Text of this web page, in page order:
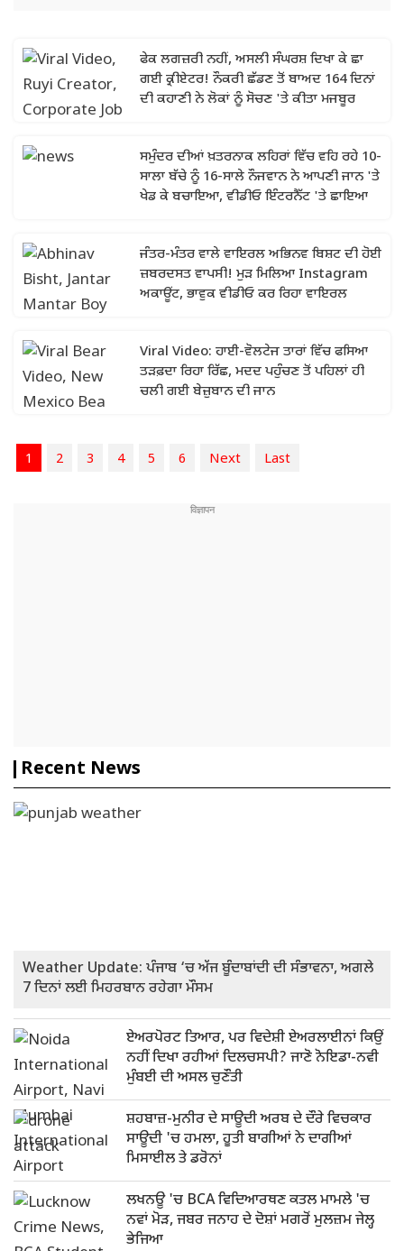
ਫੇਕ ਲਗਜ਼ਰੀ ਨਹੀਂ, ਅਸਲੀ ਸੰਘਰਸ਼ ਦਿਖਾ ਕੇ ਛਾ
ਗਈ ਕ੍ਰੀਏਟਰ! ਨੌਕਰੀ ਛੱਡਣ ਤੋਂ ਬਾਅਦ 164 ਦਿਨਾਂ
ਦੀ ਕਹਾਣੀ ਨੇ ਲੋਕਾਂ ਨੂੰ ਸੋਚਣ 'ਤੇ ਕੀਤਾ ਮਜਬੂਰ
ਸਮੁੰਦਰ ਦੀਆਂ ਖ਼ਤਰਨਾਕ ਲਹਿਰਾਂ ਵਿੱਚ ਵਹਿ ਰਹੇ 10-
ਸਾਲਾ ਬੱਚੇ ਨੂੰ 16-ਸਾਲੇ ਨੌਜਵਾਨ ਨੇ ਆਪਣੀ ਜਾਨ 'ਤੇ
ਖੇਡ ਕੇ ਬਚਾਇਆ, ਵੀਡੀਓ ਇੰਟਰਨੈੱਟ 'ਤੇ ਛਾਇਆ
ਜੰਤਰ-ਮੰਤਰ ਵਾਲੇ ਵਾਇਰਲ ਅਭਿਨਵ ਬਿਸ਼ਟ ਦੀ ਹੋਈ
ਜ਼ਬਰਦਸਤ ਵਾਪਸੀ! ਮੁੜ ਮਿਲਿਆ Instagram
ਅਕਾਊਂਟ, ਭਾਵੁਕ ਵੀਡੀਓ ਕਰ ਰਿਹਾ ਵਾਇਰਲ
Viral Video: ਹਾਈ-ਵੋਲਟੇਜ ਤਾਰਾਂ ਵਿੱਚ ਫਸਿਆ
ਤੜਫ਼ਦਾ ਰਿਹਾ ਰਿੱਛ, ਮਦਦ ਪਹੁੰਚਣ ਤੋਂ ਪਹਿਲਾਂ ਹੀ
ਚਲੀ ਗਈ ਬੇਜ਼ੁਬਾਨ ਦੀ ਜਾਨ
1 2 3 4 5 6 Next Last
Recent News
Weather Update: ਪੰਜਾਬ ‘ਚ ਅੱਜ ਬੂੰਦਾਬਾਂਦੀ ਦੀ ਸੰਭਾਵਨਾ, ਅਗਲੇ
7 ਦਿਨਾਂ ਲਈ ਮਿਹਰਬਾਨ ਰਹੇਗਾ ਮੌਸਮ
ਏਅਰਪੋਰਟ ਤਿਆਰ, ਪਰ ਵਿਦੇਸ਼ੀ ਏਅਰਲਾਈਨਾਂ ਕਿਉਂ
ਨਹੀਂ ਦਿਖਾ ਰਹੀਆਂ ਦਿਲਚਸਪੀ? ਜਾਣੋ ਨੋਇਡਾ-ਨਵੀ
ਮੁੰਬਈ ਦੀ ਅਸਲ ਚੁਣੌਤੀ
ਸ਼ਹਬਾਜ਼-ਮੁਨੀਰ ਦੇ ਸਾਊਦੀ ਅਰਬ ਦੇ ਦੌਰੇ ਵਿਚਕਾਰ
ਸਾਊਦੀ 'ਚ ਹਮਲਾ, ਹੂਤੀ ਬਾਗੀਆਂ ਨੇ ਦਾਗੀਆਂ
ਮਿਸਾਈਲ ਤੇ ਡਰੋਨਾਂ
ਲਖਨਊ 'ਚ BCA ਵਿਦਿਆਰਥਣ ਕਤਲ ਮਾਮਲੇ 'ਚ
ਨਵਾਂ ਮੋੜ, ਜਬਰ ਜਨਾਹ ਦੇ ਦੋਸ਼ਾਂ ਮਗਰੋਂ ਮੁਲਜ਼ਮ ਜੇਲ੍ਹ
ਭੇਜਿਆ